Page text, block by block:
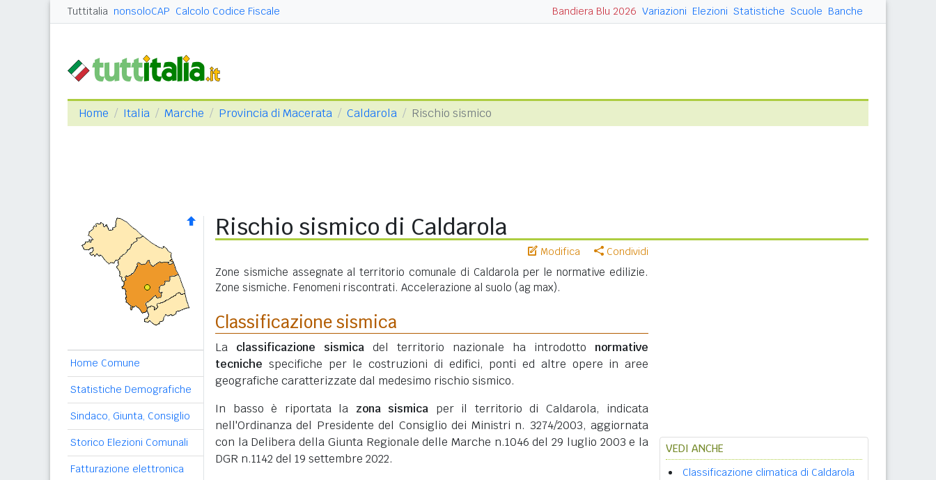
Tuttitalia nonsoloCAP Calcolo Codice Fiscale Bandiera Blu 2026 Variazioni Elezioni Statistiche Scuole Banche
Home Italia Marche Provincia di Macerata Caldarola Rischio sismico
Home Comune
Statistiche Demografiche
Sindaco, Giunta, Consiglio
Storico Elezioni Comunali
Fatturazione elettronica
Rischio sismico di Caldarola
Modifica Condividi
Zone sismiche assegnate al territorio comunale di Caldarola per le normative edilizie.
Zone sismiche. Fenomeni riscontrati. Accelerazione al suolo (ag max).
Classificazione sismica
La classificazione sismica del territorio nazionale ha introdotto normative
tecniche specifiche per le costruzioni di edifici, ponti ed altre opere in aree
geografiche caratterizzate dal medesimo rischio sismico.
In basso è riportata la zona sismica per il territorio di Caldarola, indicata
nell'Ordinanza del Presidente del Consiglio dei Ministri n. 3274/2003, aggiornata
con la Delibera della Giunta Regionale delle Marche n.1046 del 29 luglio 2003 e la
DGR n.1142 del 19 settembre 2022.
VEDI ANCHE
Classificazione climatica di Caldarola